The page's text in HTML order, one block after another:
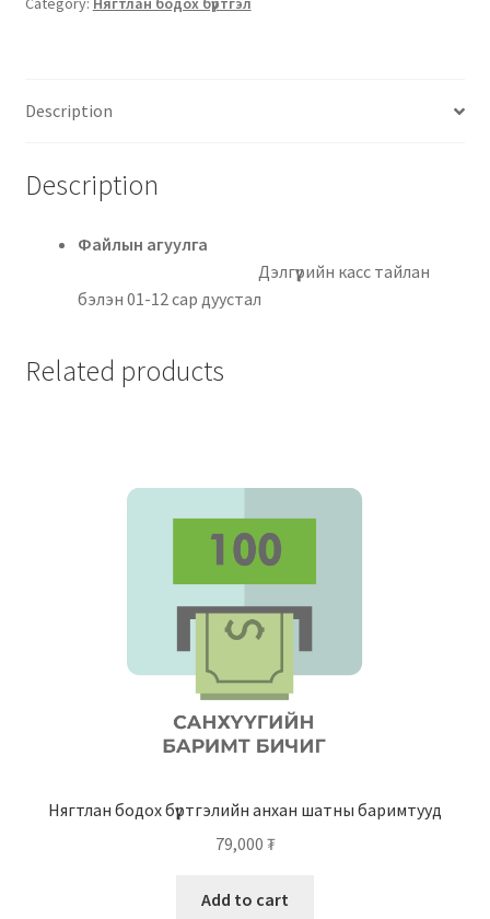
Description
Description
Файлын агуулга
Дэлгүүрийн касс тайлан
бэлэн 01-12 сар дуустал
Related products
Нягтлан бодох бүртгэлийн анхан шатны баримтууд
79,000 ₮
Add to cart